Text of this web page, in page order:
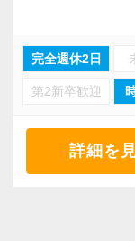
※実際に現在
・積極的に有
今いる方で小
かなり有給休
●正社員登用あ
当事務所は、
現代では電子
も生産性が求
職員一人ひと
完全週休2日
第2新卒歓迎
詳細を